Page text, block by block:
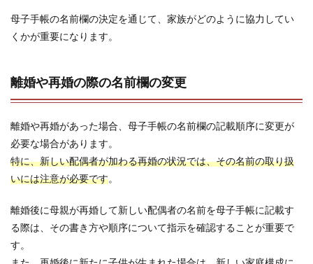
母子手帳の名前欄の決定を通じて、家族がどのように協力してい
くかが重要になります。
離婚や再婚の際の名前欄の変更
離婚や再婚があった場合、母子手帳の名前欄の記載順序に変更が
必要な場合があります。
特に、新しい配偶者が加わる再婚の状況では、その名前の取り扱
いには注意が必要です。
離婚後に母親が再婚して新しい配偶者の名前を母子手帳に記載す
る際は、その書き方や順序について指示を確認することが重要で
す。